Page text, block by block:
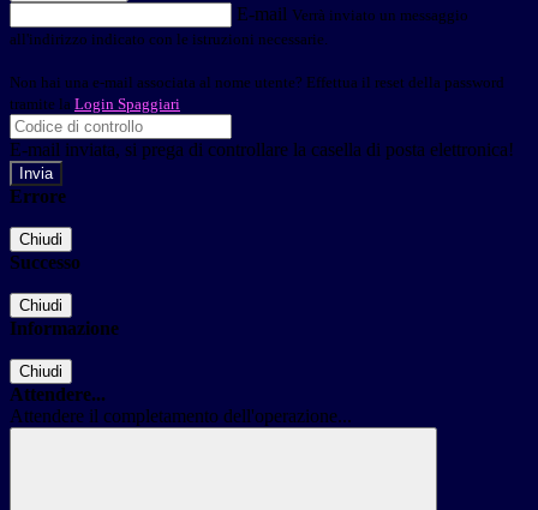
E-mail Verrà inviato un messaggio
all'indirizzo indicato con le istruzioni necessarie.
Non hai una e-mail associata al nome utente? Effettua il reset della password
tramite la Login Spaggiari
E-mail inviata, si prega di controllare la casella di posta elettronica!
Errore
Chiudi
Successo
Chiudi
Informazione
Chiudi
Attendere...
Attendere il completamento dell'operazione...